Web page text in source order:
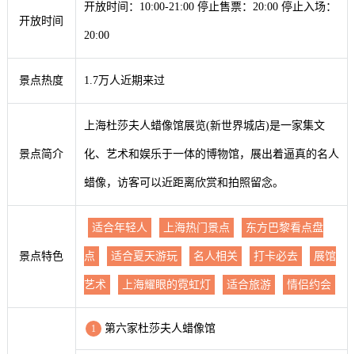
开放时间
开放时间：10:00-21:00 停止售票：20:00 停止入场：
20:00
景点热度 1.7万人近期来过
景点简介
上海杜莎夫人蜡像馆展览(新世界城店)是一家集文
化、艺术和娱乐于一体的博物馆，展出着逼真的名人
蜡像，访客可以近距离欣赏和拍照留念。
景点特色
适合年轻人 上海热门景点 东方巴黎看点盘
点 适合夏天游玩 名人相关 打卡必去 展馆
艺术 上海耀眼的霓虹灯 适合旅游 情侣约会
1 第六家杜莎夫人蜡像馆